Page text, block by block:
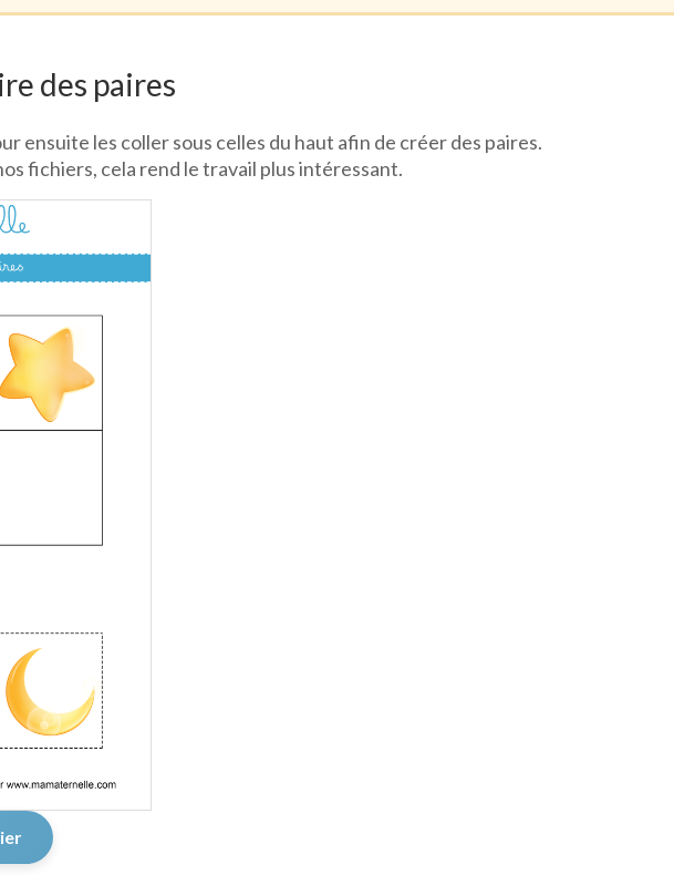
des paires
ensuite les coller sous celles du haut afin de créer des paires.
fichiers, cela rend le travail plus intéressant.